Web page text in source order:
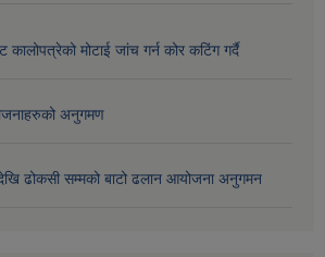
कालोपत्रेको मोटाई जांच गर्न कोर कटिंग गर्दै
अनुगमण
ढोकसी सम्मको बाटो ढलान आयोजना अनुगमन